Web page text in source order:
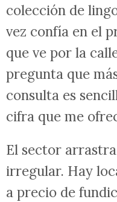
colección de
vez confía en el
que ve por la
pregunta que
consulta es
cifra que me
El sector
irregular. Hay
a precio de